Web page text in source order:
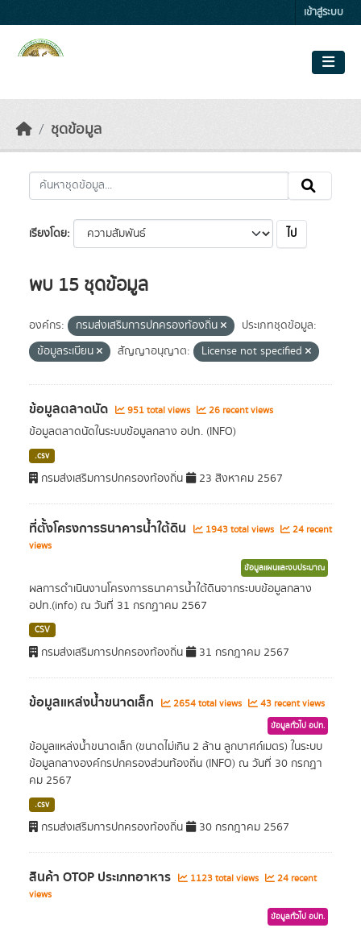
เข้าสู่ระบบ
ชุดข้อมูล
เรียงโดย ไป
พบ 15 ชุดข้อมูล
องค์กร: กรมส่งเสริมการปกครองท้องถิ่น
ประเภทชุดข้อมูล:
ข้อมูลระเบียน
สัญญาอนุญาต: License not specified
ข้อมูลตลาดนัด 951 total views 26 recent views
ข้อมูลตลาดนัดในระบบข้อมูลกลาง อปท. (INFO)
.csv
กรมส่งเสริมการปกครองท้องถิ่น 23 สิงหาคม 2567
ที่ตั้งโครงการธนาคารน้ำใต้ดิน 1943 total views
24 recent
views
ข้อมูลแผนและงบประมาณ
ผลการดำเนินงานโครงการธนาคารน้ำใต้ดินจากระบบข้อมูลกลาง
อปท.(info) ณ วันที่ 31 กรกฏาคม 2567
CSV
กรมส่งเสริมการปกครองท้องถิ่น 31 กรกฎาคม 2567
ข้อมูลแหล่งน้ำขนาดเล็ก 2654 total views 43 recent views
ข้อมูลทั่วไป อปท.
ข้อมูลแหล่งน้ำขนาดเล็ก (ขนาดไม่เกิน 2 ล้าน ลูกบาศก์เมตร) ในระบบ
ข้อมูลกลางองค์กรปกครองส่วนท้องถิ่น (INFO) ณ วันที่ 30 กรกฏา
คม 2567
.csv
กรมส่งเสริมการปกครองท้องถิ่น 30 กรกฎาคม 2567
สินค้า OTOP ประเภทอาหาร 1123 total views
24 recent
views
ข้อมูลทั่วไป อปท.